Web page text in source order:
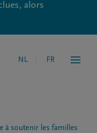
alors
NL FR
à soutenir les familles